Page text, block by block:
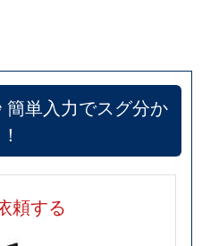
簡単入力でスグ分か
頼する